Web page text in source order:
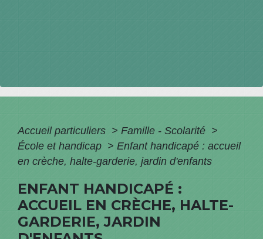
Accueil particuliers > Famille - Scolarité >
École et handicap > Enfant handicapé : accueil
en crèche, halte-garderie, jardin d'enfants
ENFANT HANDICAPÉ :
ACCUEIL EN CRÈCHE, HALTE-
GARDERIE, JARDIN